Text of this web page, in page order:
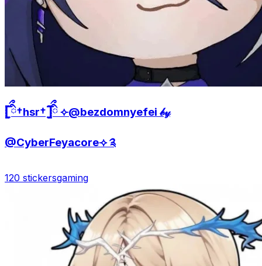
𓊈ིྀ†hsr†𓊉ིྀ ⟣@bezdomnyefei 𝒷𝓎
@CyberFeyacore⟢ ༉
120 stickersgaming